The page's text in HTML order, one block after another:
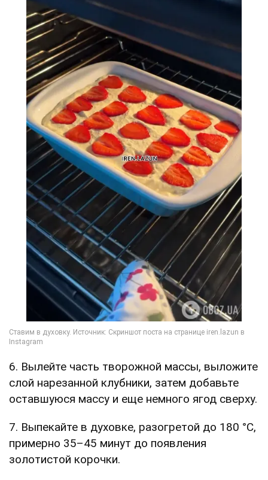
6. Вылейте часть творожной массы, выложите
слой нарезанной клубники, затем добавьте
оставшуюся массу и еще немного ягод сверху.
7. Выпекайте в духовке, разогретой до 180 °C,
примерно 35–45 минут до появления
золотистой корочки.